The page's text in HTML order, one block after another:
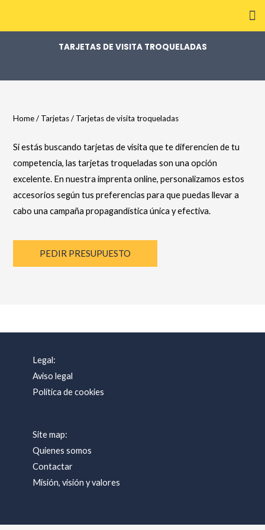
TARJETAS DE VISITA TROQUELADAS
Home/ Tarjetas/ Tarjetas de visita troqueladas
Si estás buscando tarjetas de visita que te diferencien de tu
competencia, las tarjetas troqueladas son una opción
excelente. En nuestra imprenta online, personalizamos estos
accesorios según tus preferencias para que puedas llevar a
cabo una campaña propagandística única y efectiva.
PEDIR PRESUPUESTO
Legal:
Aviso legal
Política de cookies
Site map:
Quienes somos
Contactar
Misión, visión y valores